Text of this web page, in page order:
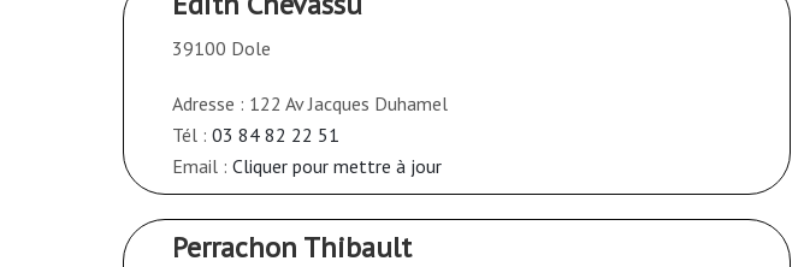
39100 Dole
Adresse : 122 Av Jacques Duhamel
Tél : 03 84 82 22 51
Email : Cliquer pour mettre à jour
Perrachon Thibault